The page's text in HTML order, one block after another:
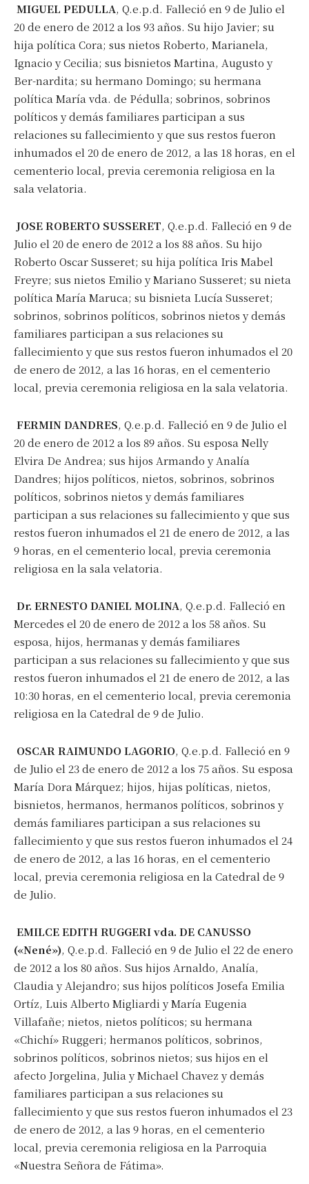
MIGUEL PEDULLA, Q.e.p.d. Falleció en 9 de Julio el
20 de enero de 2012 a los 93 años. Su hijo Javier; su
hija política Cora; sus nietos Roberto, Marianela,
Ignacio y Cecilia; sus bisnietos Martina, Augusto y
Ber-nardita; su hermano Domingo; su hermana
política María vda. de Pédulla; sobrinos, sobrinos
políticos y demás familiares participan a sus
relaciones su fallecimiento y que sus restos fueron
inhumados el 20 de enero de 2012, a las 18 horas, en el
cementerio local, previa ceremonia religiosa en la
sala velatoria.
JOSE ROBERTO SUSSERET, Q.e.p.d. Falleció en 9 de
Julio el 20 de enero de 2012 a los 88 años. Su hijo
Roberto Oscar Susseret; su hija política Iris Mabel
Freyre; sus nietos Emilio y Mariano Susseret; su nieta
política María Maruca; su bisnieta Lucía Susseret;
sobrinos, sobrinos políticos, sobrinos nietos y demás
familiares participan a sus relaciones su
fallecimiento y que sus restos fueron inhumados el 20
de enero de 2012, a las 16 horas, en el cementerio
local, previa ceremonia religiosa en la sala velatoria.
FERMIN DANDRES, Q.e.p.d. Falleció en 9 de Julio el
20 de enero de 2012 a los 89 años. Su esposa Nelly
Elvira De Andrea; sus hijos Armando y Analía
Dandres; hijos políticos, nietos, sobrinos, sobrinos
políticos, sobrinos nietos y demás familiares
participan a sus relaciones su fallecimiento y que sus
restos fueron inhumados el 21 de enero de 2012, a las
9 horas, en el cementerio local, previa ceremonia
religiosa en la sala velatoria.
Dr. ERNESTO DANIEL MOLINA, Q.e.p.d. Falleció en
Mercedes el 20 de enero de 2012 a los 58 años. Su
esposa, hijos, hermanas y demás familiares
participan a sus relaciones su fallecimiento y que sus
restos fueron inhumados el 21 de enero de 2012, a las
10:30 horas, en el cementerio local, previa ceremonia
religiosa en la Catedral de 9 de Julio.
OSCAR RAIMUNDO LAGORIO, Q.e.p.d. Falleció en 9
de Julio el 23 de enero de 2012 a los 75 años. Su esposa
María Dora Márquez; hijos, hijas políticas, nietos,
bisnietos, hermanos, hermanos políticos, sobrinos y
demás familiares participan a sus relaciones su
fallecimiento y que sus restos fueron inhumados el 24
de enero de 2012, a las 16 horas, en el cementerio
local, previa ceremonia religiosa en la Catedral de 9
de Julio.
EMILCE EDITH RUGGERI vda. DE CANUSSO
(«Nené»), Q.e.p.d. Falleció en 9 de Julio el 22 de enero
de 2012 a los 80 años. Sus hijos Arnaldo, Analía,
Claudia y Alejandro; sus hijos políticos Josefa Emilia
Ortíz, Luis Alberto Migliardi y María Eugenia
Villafañe; nietos, nietos políticos; su hermana
«Chichí» Ruggeri; hermanos políticos, sobrinos,
sobrinos políticos, sobrinos nietos; sus hijos en el
afecto Jorgelina, Julia y Michael Chavez y demás
familiares participan a sus relaciones su
fallecimiento y que sus restos fueron inhumados el 23
de enero de 2012, a las 9 horas, en el cementerio
local, previa ceremonia religiosa en la Parroquia
«Nuestra Señora de Fátima».